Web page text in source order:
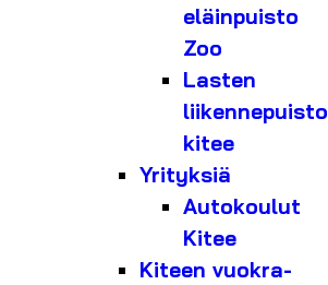
eläinpuisto
Zoo
Lasten
liikennepuisto
kitee
Yrityksiä
Autokoulut
Kitee
Kiteen vuokra-